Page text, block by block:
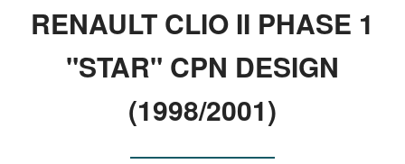
RENAULT CLIO II PHASE 1
"STAR" CPN DESIGN
(1998/2001)